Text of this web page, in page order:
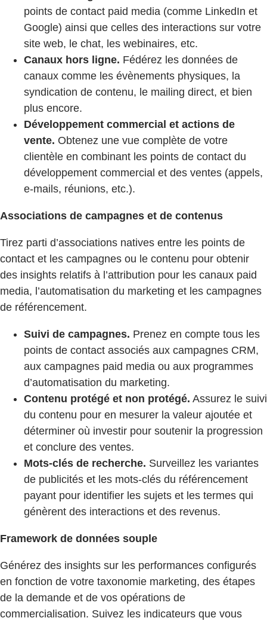
points de contact paid media (comme LinkedIn et
Google) ainsi que celles des interactions sur votre
site web, le chat, les webinaires, etc.
Canaux hors ligne. Fédérez les données de
canaux comme les évènements physiques, la
syndication de contenu, le mailing direct, et bien
plus encore.
Développement commercial et actions de
vente. Obtenez une vue complète de votre
clientèle en combinant les points de contact du
développement commercial et des ventes (appels,
e-mails, réunions, etc.).
Associations de campagnes et de contenus
Tirez parti d’associations natives entre les points de
contact et les campagnes ou le contenu pour obtenir
des insights relatifs à l’attribution pour les canaux paid
media, l’automatisation du marketing et les campagnes
de référencement.
Suivi de campagnes. Prenez en compte tous les
points de contact associés aux campagnes CRM,
aux campagnes paid media ou aux programmes
d’automatisation du marketing.
Contenu protégé et non protégé. Assurez le suivi
du contenu pour en mesurer la valeur ajoutée et
déterminer où investir pour soutenir la progression
et conclure des ventes.
Mots-clés de recherche. Surveillez les variantes
de publicités et les mots-clés du référencement
payant pour identifier les sujets et les termes qui
génèrent des interactions et des revenus.
Framework de données souple
Générez des insights sur les performances configurés
en fonction de votre taxonomie marketing, des étapes
de la demande et de vos opérations de
commercialisation. Suivez les indicateurs que vous